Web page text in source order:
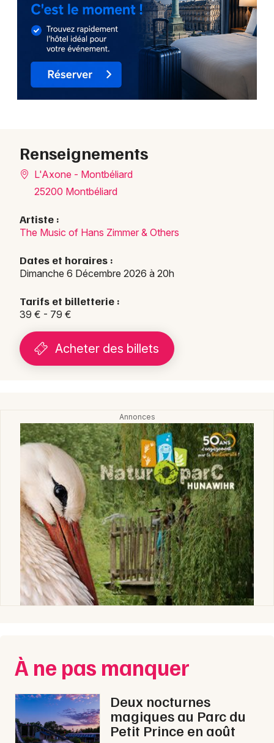
Renseignements
L'Axone - Montbéliard
25200 Montbéliard
Artiste :
The Music of Hans Zimmer & Others
Dates et horaires :
Dimanche 6 Décembre 2026 à 20h
Tarifs et billetterie :
39 € - 79 €
Acheter des billets
À ne pas manquer
Deux nocturnes
magiques au Parc du
Petit Prince en août